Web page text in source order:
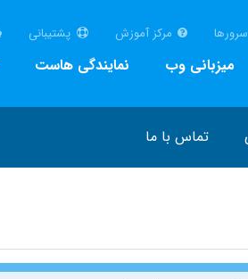
نمایندگی هاست میزبانی وب
پشتیبانی مرکز آموزش
تماس با ما